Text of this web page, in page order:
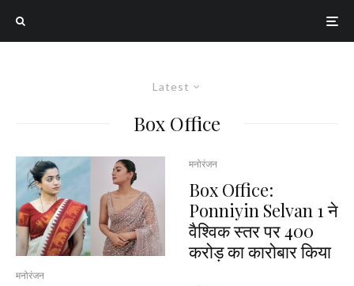
Latest
Box Office
मनोरंजन
मनोरंजन
Box Office:
Ponniyin Selvan 1 ने
वैश्विक स्तर पर 400
करोड़ का कारोबार किया